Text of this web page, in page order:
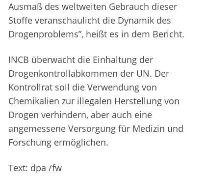
Ausmaß des weltweiten Gebrauch dieser
Stoffe veranschaulicht die Dynamik des
Drogenproblems”, heißt es in dem Bericht.
INCB überwacht die Einhaltung der
Drogenkontrollabkommen der UN. Der
Kontrollrat soll die Verwendung von
Chemikalien zur illegalen Herstellung von
Drogen verhindern, aber auch eine
angemessene Versorgung für Medizin und
Forschung ermöglichen.
Text: dpa /fw